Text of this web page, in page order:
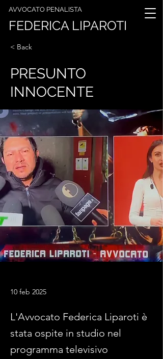
FEDERICA LIPAROTI
AVVOCATO PENALISTA
< Back
PRESUNTO
INNOCENTE
10 feb 2025
L'Avvocato Federica Liparoti è
stata ospite in studio nel
programma televisivo